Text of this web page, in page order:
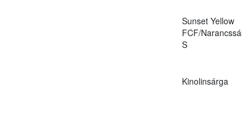
Sunset Yellow
FCF/
S
Kinolinsárga